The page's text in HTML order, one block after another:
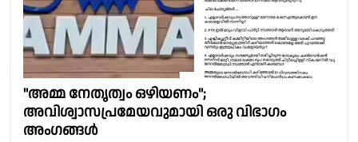
"അമ്മ നേതൃത്വം ഒഴിയണം";
അവിശ്വാസപ്രമേയവുമായി ഒരു വിഭാഗം
അംഗങ്ങൾ